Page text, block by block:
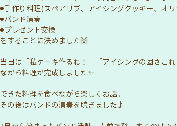
⚫︎手作り料理(スペアリブ、アイシングクッキー、オ
⚫︎バンド演奏
⚫︎プレゼント交換
をすることに決めました🙌
当日は「私ケーキ作るね！」「アイシングの固さこ
ながら料理が完成しました✨
できた料理を食べながら楽しくお話。
その後はバンドの演奏を聴きました♪